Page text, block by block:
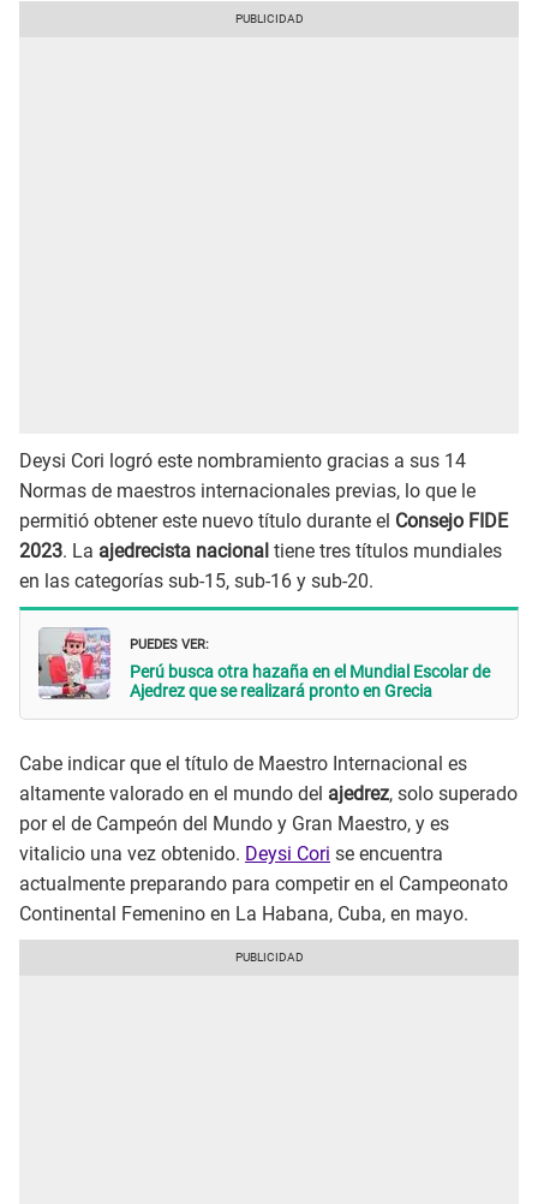
Deysi Cori logró este nombramiento gracias a sus 14
Normas de maestros internacionales previas, lo que le
permitió obtener este nuevo título durante el Consejo FIDE
2023. La ajedrecista nacional tiene tres títulos mundiales
en las categorías sub-15, sub-16 y sub-20.
PUEDES VER:
Perú busca otra hazaña en el Mundial Escolar de
Ajedrez que se realizará pronto en Grecia
Cabe indicar que el título de Maestro Internacional es
altamente valorado en el mundo del ajedrez, solo superado
por el de Campeón del Mundo y Gran Maestro, y es
vitalicio una vez obtenido. Deysi Cori se encuentra
actualmente preparando para competir en el Campeonato
Continental Femenino en La Habana, Cuba, en mayo.